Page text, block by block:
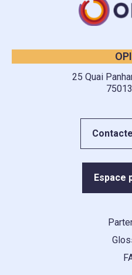
25 Quai
Espace